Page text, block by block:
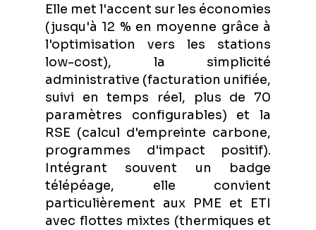
Elle met l'accent sur les économies
(jusqu'à 12 % en moyenne grâce à
l'optimisation vers les stations
low-cost), la simplicité
administrative (facturation unifiée,
suivi en temps réel, plus de 70
paramètres configurables) et la
RSE (calcul d'empreinte carbone,
programmes d'impact positif).
Intégrant souvent un badge
télépéage, elle convient
particulièrement aux PME et ETI
avec flottes mixtes (thermiques et